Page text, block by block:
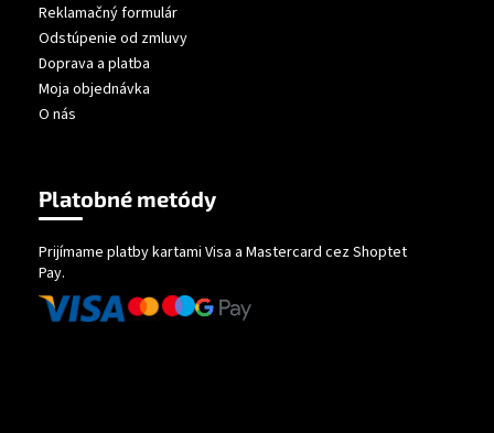
Reklamačný formulár
Odstúpenie od zmluvy
Doprava a platba
Moja objednávka
O nás
Platobné metódy
Prijímame platby kartami Visa a Mastercard cez Shoptet
Pay.